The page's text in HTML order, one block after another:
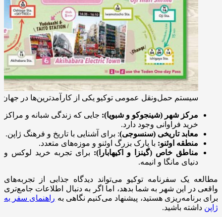
سیستم حمل‌ونقل عمومی توکیو یکی از کارآمدترین‌ها در
مرکز شهر (شینجوكو و شبویا): جایی که زندگی شبانه و مراکز
خرید فراوانی وجود دارد.
معابد تاریخی (سنسوجی): برای آشنایی با تاریخ و فرهنگ ژاپن.
منطقه اوئنو: با پارک‌ بزرگ اوئنو و موزه‌های متعدد.
مناطق خاص (گینزا و اکیهابارا): برای تجربه خرید لوکس و
دنیای مانگا و انیمه.
مطالعه یک سفرنامه توکیو می‌تواند دیدگاه جذابی از تجربه‌های
واقعی در این شهر به شما بدهد، اما اگر به دنبال اطلاعات جامع‌تری
برای برنامه‌ریزی هستید، پیشنهاد می‌کنیم نگاهی به راهنمای سفر به
ژاپن داشته باشید.